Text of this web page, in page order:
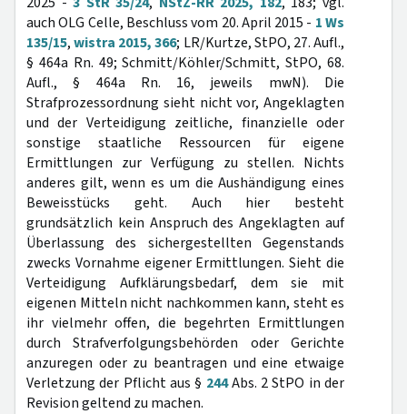
auch OLG Celle, Beschluss vom 20. April 2015 - 1 Ws
135/15,wistra 2015, 366; LR/Kurtze, StPO, 27. Aufl.,
§ 464a Rn. 49; Schmitt/Köhler/Schmitt, StPO, 68.
Aufl., § 464a Rn. 16, jeweils mwN). Die
Strafprozessordnung sieht nicht vor, Angeklagten
und der Verteidigung zeitliche, finanzielle oder
sonstige staatliche Ressourcen für eigene
Ermittlungen zur Verfügung zu stellen. Nichts
anderes gilt, wenn es um die Aushändigung eines
Beweisstücks geht. Auch hier besteht
grundsätzlich kein Anspruch des Angeklagten auf
Überlassung des sichergestellten Gegenstands
zwecks Vornahme eigener Ermittlungen. Sieht die
Verteidigung Aufklärungsbedarf, dem sie mit
eigenen Mitteln nicht nachkommen kann, steht es
ihr vielmehr offen, die begehrten Ermittlungen
durch Strafverfolgungsbehörden oder Gerichte
anzuregen oder zu beantragen und eine etwaige
Verletzung der Pflicht aus § 244Abs. 2 StPO in der
Revision geltend zu machen.